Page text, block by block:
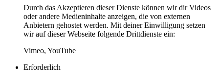
Durch das Akzeptieren dieser Dienste können wir dir Videos
oder andere Medieninhalte anzeigen, die von externen
Anbietern gehostet werden. Mit deiner Einwilligung setzen
wir auf dieser Webseite folgende Drittdienste ein:
Vimeo, YouTube
Erforderlich